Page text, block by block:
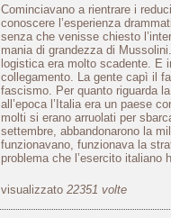
Cominciavano a rientrare i
conoscere l’esperienza
senza che venisse chiesto
mania di grandezza di
logistica era molto scadente. E
collegamento. La gente capì il
fascismo. Per quanto riguarda
all’epoca l’Italia era un paese
molti si erano arruolati per
settembre, abbandonarono la
funzionavano, funzionava la
problema che l’esercito italiano
visualizzato 22351 volte